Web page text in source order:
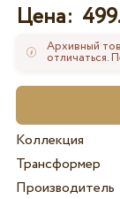
Цена: 499.
Архивный
отличаться.
Коллекция
Трансформер
Производитель